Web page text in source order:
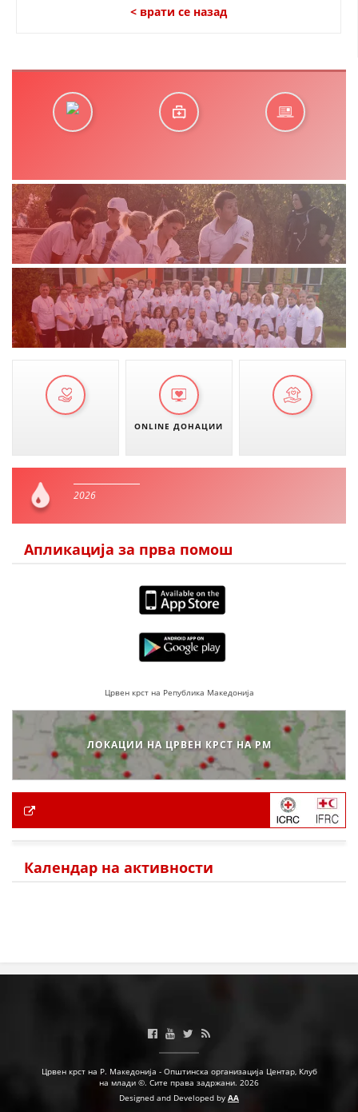
< врати се назад
ONLINE ДОНАЦИИ
2026
Апликација за прва помош
Црвен крст на Република Македонија
ЛОКАЦИИ НА ЦРВЕН КРСТ НА РМ
Календар на активности
Црвен крст на Р. Македонија - Општинска организација Центар, Клуб
на млади ©. Сите права задржани. 2026
Designed and Developed by AA